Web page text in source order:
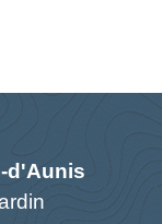
d'Aunis